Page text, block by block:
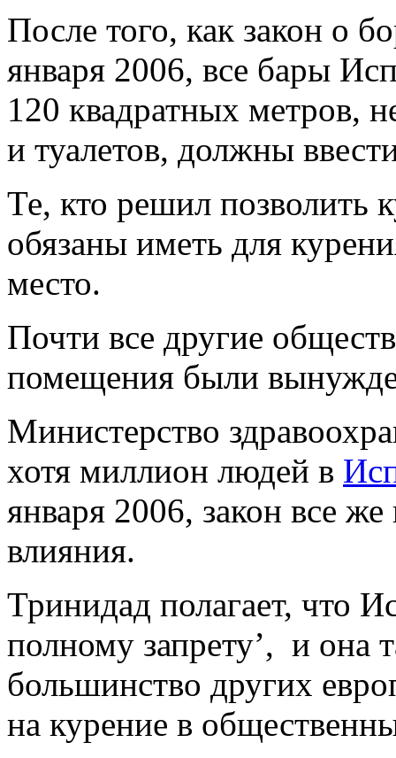
После того, как закон о
января 2006, все бары
120 квадратных метров,
и туалетов, должны
Те, кто решил позволить
обязаны иметь для
место.
Почти все другие
помещения были
Министерство
хотя миллион людей в
января 2006, закон все же
влияния.
Тринидад полагает, что
полному запрету’, и она
большинство других
на курение в